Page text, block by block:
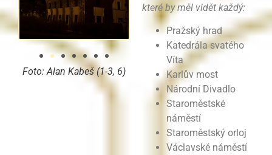
Foto: Alan Kabeš (1-3, 6)
které by měl vidět každý:
Pražský hrad
Katedrála svatého
Víta
Karlův most
Národní Divadlo
Staroměstské
náměstí
Staroměstský orloj
Václavské náměstí